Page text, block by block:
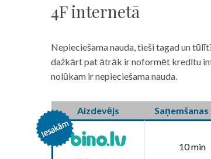
4F internetā
Nepieciešama nauda, tieši tagad un
dažkārt pat ātrāk ir noformēt kredītu
nolūkam ir nepieciešama nauda.
Aizdevējs Saņemšanas
10 min